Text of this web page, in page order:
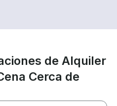
de Alquiler
Cerca de